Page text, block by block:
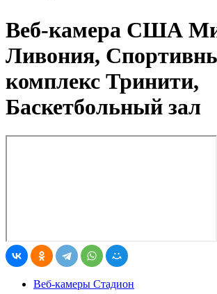
Веб-камера США
Ливония,
комплекс Тринити,
Баскетбольный зал
Веб-камеры Стадион